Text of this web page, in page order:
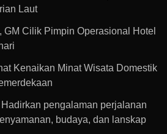
Laut
GM Cilik Pimpin Operasional Hotel
Kenaikan Minat Wisata Domestik
pengalaman perjalanan
budaya, dan lanskap